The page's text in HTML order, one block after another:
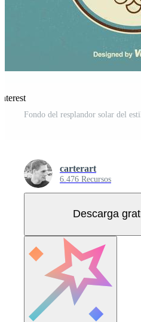
carterart
6.476 Recursos
Descarga